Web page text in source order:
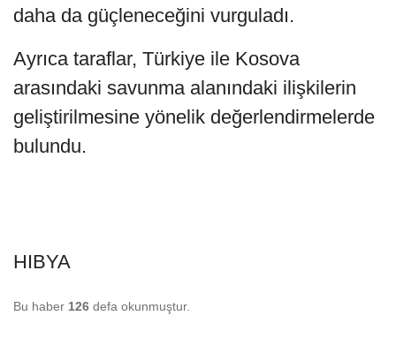
daha da güçleneceğini vurguladı.
Ayrıca taraflar, Türkiye ile Kosova
arasındaki savunma alanındaki ilişkilerin
geliştirilmesine yönelik değerlendirmelerde
bulundu.
HIBYA
Bu haber 126 defa okunmuştur.